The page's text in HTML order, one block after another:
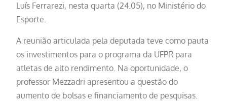
Luís Ferrarezi, nesta quarta (24.05), no Ministério do
Esporte.
A reunião articulada pela deputada teve como pauta
os investimentos para o programa da UFPR para
atletas de alto rendimento. Na oportunidade, o
professor Mezzadri apresentou a questão do
aumento de bolsas e financiamento de pesquisas.